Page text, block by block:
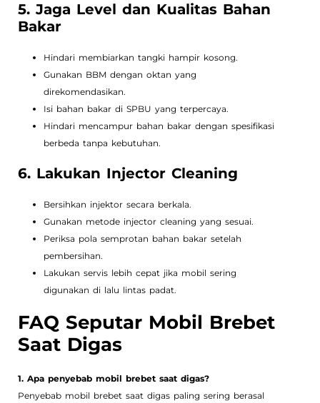
5. Jaga Level dan Kualitas Bahan
Bakar
Hindari membiarkan tangki hampir kosong.
Gunakan BBM dengan oktan yang
direkomendasikan.
Isi bahan bakar di SPBU yang terpercaya.
Hindari mencampur bahan bakar dengan spesifikasi
berbeda tanpa kebutuhan.
6. Lakukan Injector Cleaning
Bersihkan injektor secara berkala.
Gunakan metode injector cleaning yang sesuai.
Periksa pola semprotan bahan bakar setelah
pembersihan.
Lakukan servis lebih cepat jika mobil sering
digunakan di lalu lintas padat.
FAQ Seputar Mobil Brebet
Saat Digas
1. Apa penyebab mobil brebet saat digas?
Penyebab mobil brebet saat digas paling sering berasal